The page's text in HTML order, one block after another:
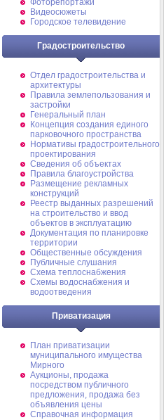
Фоторепортажи
Видеосюжеты
Городское телевидение
Градостроительство
Отдел градостроительства и
архитектуры
Правила землепользования и
застройки
Генеральный план
Концепция создания единого
парковочного пространства
Нормативы градостроительного
проектирования
Сведения об объектах
Правила благоустройства
Размещение рекламных
конструкций
Реестр выданных разрешений
на строительство и ввод
объектов в эксплуатацию
Документация по планировке
территории
Общественные обсуждения
Публичные слушания
Схема теплоснабжения
Схемы водоснабжения и
водоотведения
Приватизация
План приватизации
муниципального имущества
Мирного
Аукционы, продажа
посредством публичного
предложения, продажа без
объявления цены
Справочная информация